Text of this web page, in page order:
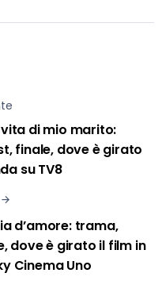
di mio marito:
finale, dove è girato
su TV8
d’amore: trama,
dove è girato il film in
Cinema Uno